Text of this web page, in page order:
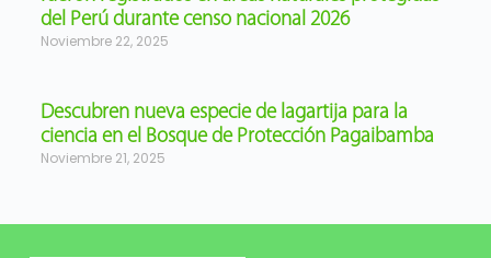
del Perú durante censo nacional 2026
Noviembre 22, 2025
Descubren nueva especie de lagartija para la
ciencia en el Bosque de Protección Pagaibamba
Noviembre 21, 2025